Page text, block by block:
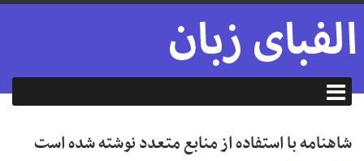
شاهنامه با استفاده از منابع متعدد نوشته شده است